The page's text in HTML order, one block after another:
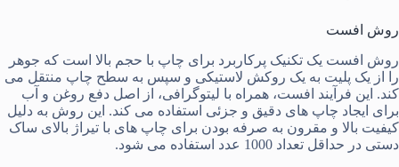
روش افست
روش افست یک تکنیک پرکاربرد برای چاپ با حجم بالا است که جوهر
را از یک پلیت به یک روکش لاستیکی و سپس به سطح چاپ منتقل می
‌کند. این فرآیند افست، همراه با لیتوگرافی، از اصل دفع روغن و آب
برای ایجاد چاپ ‌های دقیق و جزئی استفاده می ‌کند. این روش به دلیل
کیفیت بالا و مقرون به صرفه بودن برای چاپ ‌های با تیراژ بالای ساک
دستی در حداقل تعداد 1000 عدد استفاده می شود.